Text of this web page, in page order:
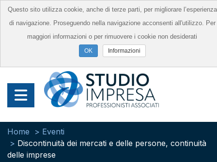
Home
Eventi
Discontinuità dei mercati e delle persone, continuità
delle imprese
Questo sito utilizza cookie, anche di terze parti, per migliorare l’esperienza
di navigazione. Proseguendo nella navigazione acconsenti all'utilizzo. Per
maggiori informazioni o per rimuovere i cookie non desiderati
Informazioni